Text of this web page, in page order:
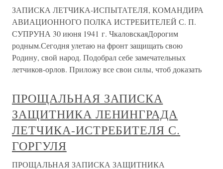
ЗАПИСКА ЛЕТЧИКА-ИСПЫТАТЕЛЯ, КОМАНДИРА
АВИАЦИОННОГО ПОЛКА ИСТРЕБИТЕЛЕЙ С. П.
СУПРУНА 30 июня 1941 г. ЧкаловскаяДорогим
родным.Сегодня улетаю на фронт защищать свою
Родину, свой народ. Подобрал себе замечательных
летчиков-орлов. Приложу все свои силы, чтоб доказать
ПРОЩАЛЬНАЯ ЗАПИСКА
ЗАЩИТНИКА ЛЕНИНГРАДА
ЛЕТЧИКА-ИСТРЕБИТЕЛЯ С.
ГОРГУЛЯ
ПРОЩАЛЬНАЯ ЗАПИСКА ЗАЩИТНИКА